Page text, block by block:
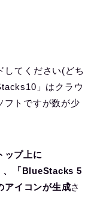
してください(どち
」はクラウ
フトですが数が少
ップ上に
、「BlueStacks 5
イコンが生成さ